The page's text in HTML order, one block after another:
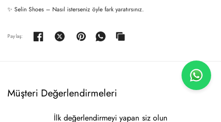
✨Selin Shoes – Nasıl isterseniz öyle fark yaratırsınız.
Paylaş:
Müşteri Değerlendirmeleri
İlk değerlendirmeyi yapan siz olun